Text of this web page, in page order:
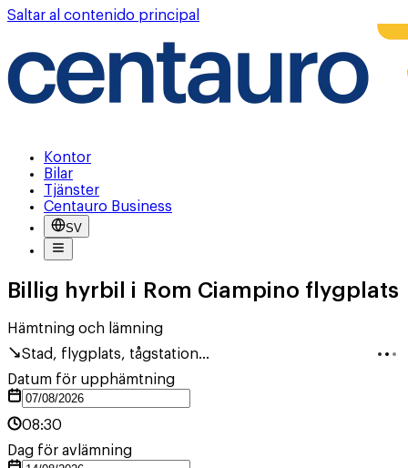
Saltar al contenido principal
Kontor
Bilar
Tjänster
Centauro Business
SV
Billig hyrbil i Rom Ciampino flygplats
Hämtning och lämning
Stad, flygplats, tågstation...
Datum för upphämtning
08:30
Dag för avlämning